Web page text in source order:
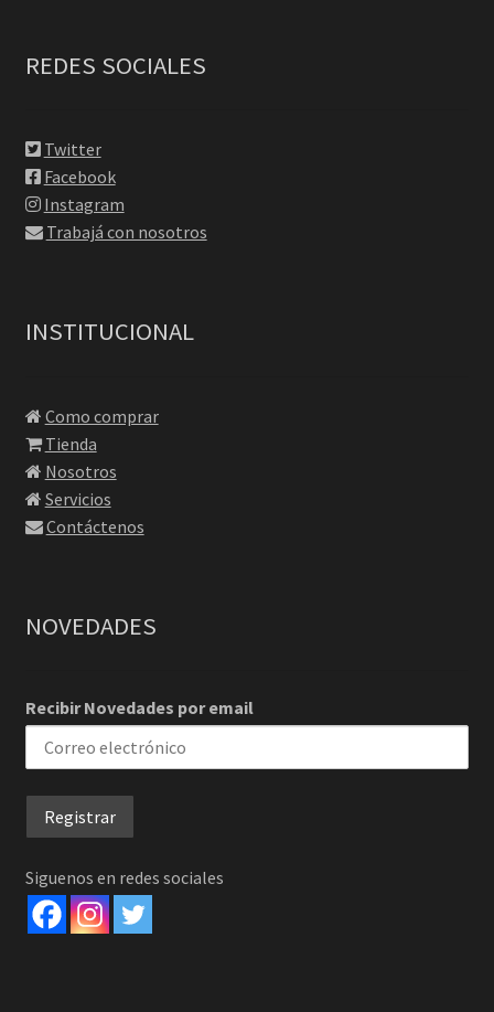
REDES SOCIALES
Twitter
Facebook
Instagram
Trabajá con nosotros
INSTITUCIONAL
Como comprar
Tienda
Nosotros
Servicios
Contáctenos
NOVEDADES
Recibir Novedades por email
Siguenos en redes sociales